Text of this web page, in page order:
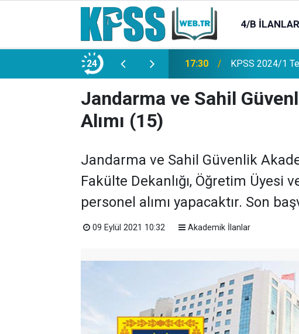
4/B
24
Memur Alımı Başlıyor! 21:20 TL Mevduat
Jandarma ve Sahil
Alımı (15)
Jandarma ve Sahil Güvenlik
Fakülte Dekanlığı, Öğretim Üyesi
personel alımı yapacaktır. Son
09 Eylül 2021 10:32 Akademik İlanlar